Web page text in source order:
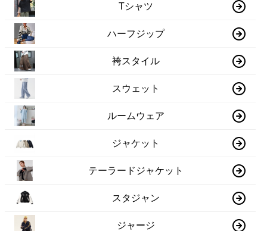
Tシャツ
ハーフジップ
袴スタイル
スウェット
ルームウェア
ジャケット
テーラードジャケット
スタジャン
ジャージ